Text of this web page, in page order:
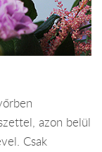
azon belül
Csak